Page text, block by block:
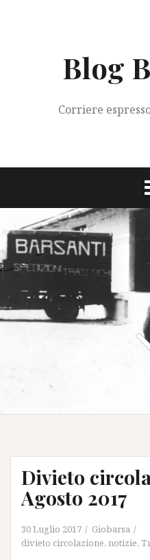
Blog
Corriere
Divieto
Agosto 2017
30 Luglio 2017
Giobarsa
divieto circolazione, notizie,